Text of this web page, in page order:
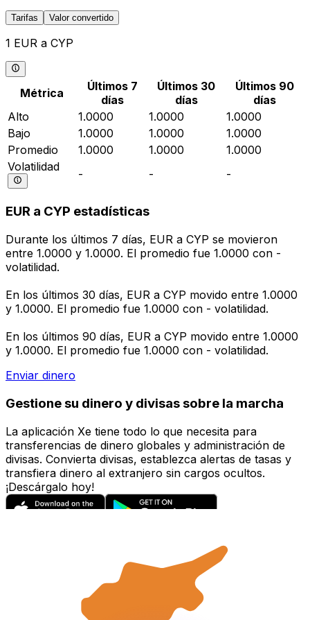
Tarifas Valor convertido
1 EUR a CYP
Métrica
Últimos 7
días
Últimos 30
días
Últimos 90
días
Alto
1.0000 1.0000
1.0000
Bajo
1.0000 1.0000
1.0000
Promedio
1.0000 1.0000
1.0000
Volatilidad
- - -
EUR a CYP estadísticas
Durante los últimos 7 días, EUR a CYP se movieron
entre 1.0000 y 1.0000. El promedio fue 1.0000 con -
volatilidad.
En los últimos 30 días, EUR a CYP movido entre 1.0000
y 1.0000. El promedio fue 1.0000 con - volatilidad.
En los últimos 90 días, EUR a CYP movido entre 1.0000
y 1.0000. El promedio fue 1.0000 con - volatilidad.
Enviar dinero
Gestione su dinero y divisas sobre la marcha
La aplicación Xe tiene todo lo que necesita para
transferencias de dinero globales y administración de
divisas. Convierta divisas, establezca alertas de tasas y
transfiera dinero al extranjero sin cargos ocultos.
¡Descárgalo hoy!